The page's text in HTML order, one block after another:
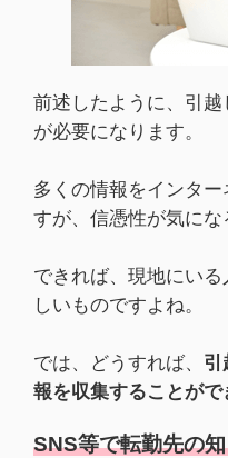
前述したように、引
が必要になります。
多くの情報をインタ
すが、信憑性が気にな
できれば、現地にい
しいものですよね。
では、どうすれば、 引
報を収集することがで
SNS等で転勤先の